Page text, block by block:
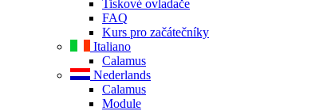
Tiskové ovladače
FAQ
Kurs pro začátečníky
Italiano
Calamus
Nederlands
Calamus
Module